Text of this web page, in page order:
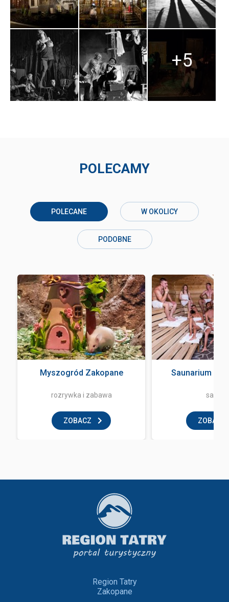
+5
POLECAMY
POLECANE W OKOLICY
PODOBNE
Myszogród Zakopane
rozrywka i zabawa
ZOBACZ
Saunarium
sauna
ZOBACZ
Region Tatry
Zakopane